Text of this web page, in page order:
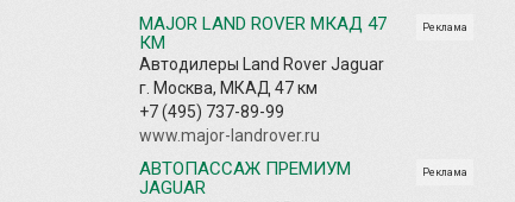
Реклама
MAJOR LAND ROVER МКАД 47
КМ
Автодилеры Land Rover Jaguar
г. Москва, МКАД 47 км
+7 (495) 737-89-99
www.major-landrover.ru
Реклама
АВТОПАССАЖ ПРЕМИУМ
JAGUAR